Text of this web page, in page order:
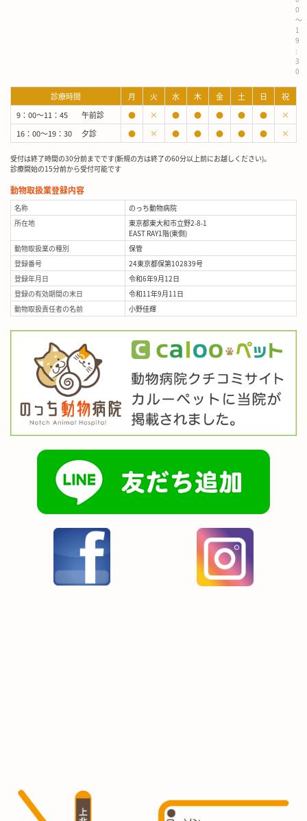
0
～
1
9
:
3
0
診療時間 月 火 水 木 金 土 日
祝
9：00～11：45
午前診 ● × ● ● ● ● ●
×
16：00～19：30
夕診 ● × ● ● ● ● ● ×
受付は終了時間の30分前までです(新規の方は終了の60分以上前にお越しください)。
診療開始の15分前から受付可能です
動物取扱業登録内容
名称
のっち動物病院
所在地
東京都東大和市立野2-8-1
EAST RAY1階(東側)
動物取扱業の種別
保管
登録番号
24東京都保第102839号
登録年月日
令和6年9月12日
登録の有効期間の末日
令和11年9月11日
動物取扱責任者の名前
小野佳輝